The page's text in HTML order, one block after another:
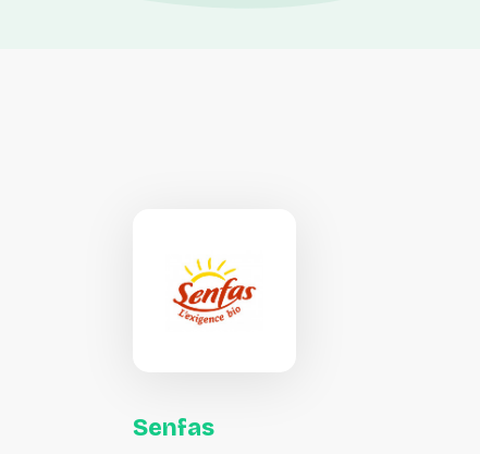
Senfas